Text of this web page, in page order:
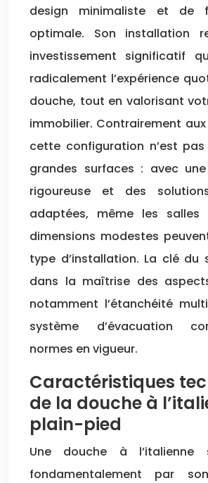
design minimaliste et de
optimale. Son installation
investissement significatif
radicalement l’expérience
douche, tout en valorisant
immobilier. Contrairement
cette configuration n’est pas
grandes surfaces : avec
rigoureuse et des
adaptées, même les
dimensions modestes
type d’installation. La clé du
dans la maîtrise des
notamment l’étanchéité
système d’évacuation
normes en vigueur.
Caractéristiques
de la douche à
plain-pied
Une douche à l’italienne
fondamentalement par